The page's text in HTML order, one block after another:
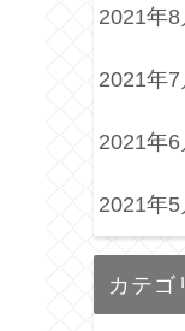
2021年8
2021年7
2021年6
2021年5
カテゴ